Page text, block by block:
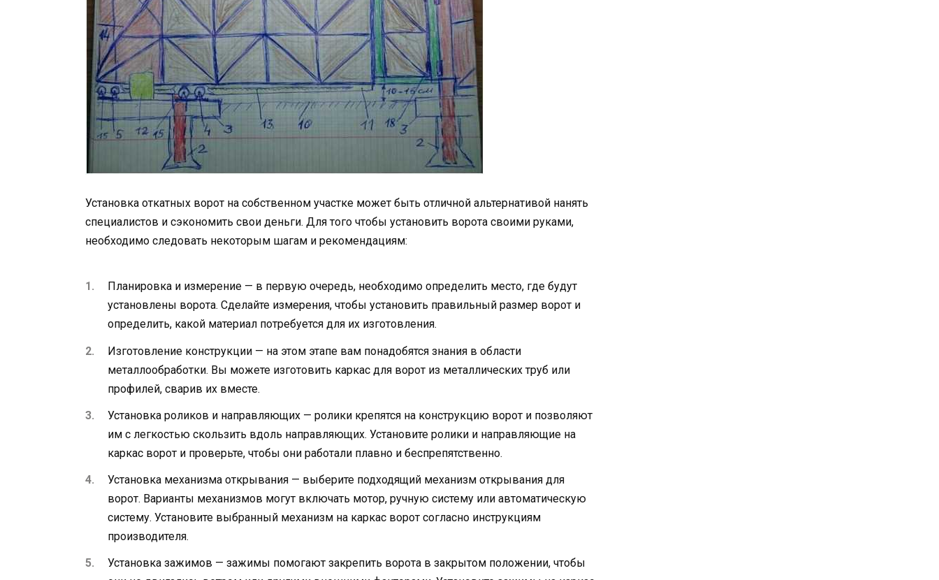
Установка откатных ворот на собственном участке может быть отличной альтернативой нанять
специалистов и сэкономить свои деньги. Для того чтобы установить ворота своими руками,
необходимо следовать некоторым шагам и рекомендациям:
Планировка и измерение — в первую очередь, необходимо определить место, где будут
установлены ворота. Сделайте измерения, чтобы установить правильный размер ворот и
определить, какой материал потребуется для их изготовления.
Изготовление конструкции — на этом этапе вам понадобятся знания в области
металлообработки. Вы можете изготовить каркас для ворот из металлических труб или
профилей, сварив их вместе.
Установка роликов и направляющих — ролики крепятся на конструкцию ворот и позволяют
им с легкостью скользить вдоль направляющих. Установите ролики и направляющие на
каркас ворот и проверьте, чтобы они работали плавно и беспрепятственно.
Установка механизма открывания — выберите подходящий механизм открывания для
ворот. Варианты механизмов могут включать мотор, ручную систему или автоматическую
систему. Установите выбранный механизм на каркас ворот согласно инструкциям
производителя.
Установка зажимов — зажимы помогают закрепить ворота в закрытом положении, чтобы